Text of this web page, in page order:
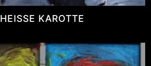
HEISSE KAROTTE